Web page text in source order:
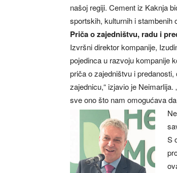
našoj regiji. Cement iz Kaknja
sportskih, kulturnih i stambenih
Priča o zajedništvu, radu i
Izvršni direktor kompanije,
pojedinca u razvoju kompanije
priča o zajedništvu i
zajednicu,“ izjavio je
sve ono što nam omogućava
S